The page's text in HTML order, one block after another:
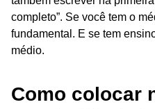
completo”. Se você tem o
fundamental. E se tem
médio.
Como colocar